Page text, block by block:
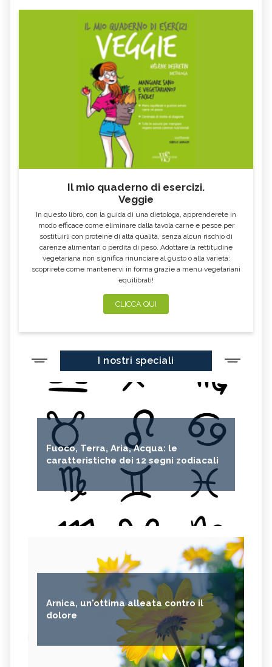
Il mio quaderno di esercizi.
Veggie
In questo libro, con la guida di una dietologa, apprenderete in
modo efficace come eliminare dalla tavola carne e pesce per
sostituirli con proteine di alta qualità, senza alcun rischio di
carenze alimentari o perdita di peso. Adottare la rettitudine
vegetariana non significa rinunciare al gusto o alla varietà:
scoprirete come mantenervi in forma grazie a menu vegetariani
equilibrati!
CLICCA QUI
I nostri speciali
Fuoco, Terra, Aria, Acqua: le
caratteristiche dei 12 segni zodiacali
Arnica, un'ottima alleata contro il
dolore